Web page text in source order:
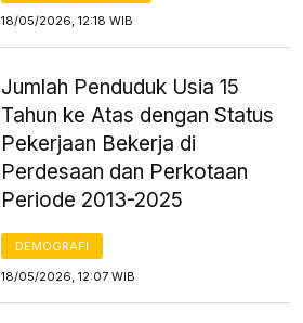
18/05/2026, 12:18 WIB
Jumlah Penduduk Usia 15
Tahun ke Atas dengan Status
Pekerjaan Bekerja di
Perdesaan dan Perkotaan
Periode 2013-2025
DEMOGRAFI
18/05/2026, 12:07 WIB